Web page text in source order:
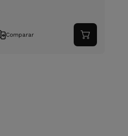
Comparar
Adicionar
ao